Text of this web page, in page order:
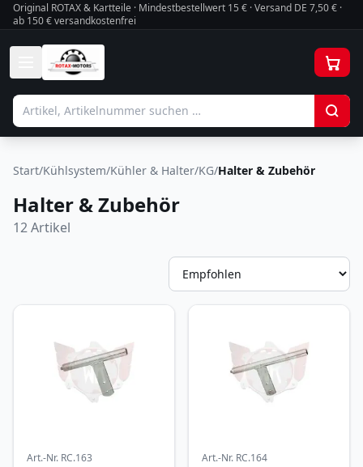
Original ROTAX & Kartteile · Mindestbestellwert 15 € · Versand DE 7,50 € ·
ab 150 € versandkostenfrei
Start/Kühlsystem/Kühler & Halter/KG/Halter & Zubehör
Halter & Zubehör
12Artikel
Art.-Nr. RC.163 Art.-Nr. RC.164